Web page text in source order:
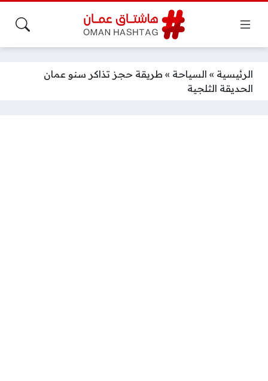
الرئيسية » السياحة » طريقة حجز تذاكر سنو عمان
الحديقة الثلجية